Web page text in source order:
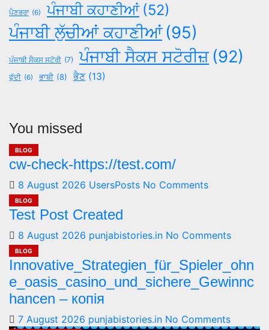
ਪੈਣਭਰਾ (6) ਪੰਜਾਬੀ ਕਹਾਣੀਆਂ (52)
ਪੰਜਾਬੀ ਲੁੱਚੀਆਂ ਕਹਾਣੀਆਂ (95)
ਪੰਜਾਬੀ ਸੈਕਸ ਸਟੋਰੀ (7) ਪੰਜਾਬੀ ਸੈਕਸ ਸਟੋਰੀਜ਼ (92)
ਫੁੱਦੀ (6) ਭਾਬੀ (8) ਭੈਣ (13)
You missed
BLOG
cw-check-https://test.com/
8 August 2026 UsersPosts No Comments
BLOG
Test Post Created
8 August 2026 punjabistories.in No Comments
BLOG
Innovative_Strategien_für_Spieler_ohn
e_oasis_casino_und_sichere_Gewinnc
hancen – копія
7 August 2026 punjabistories.in No Comments